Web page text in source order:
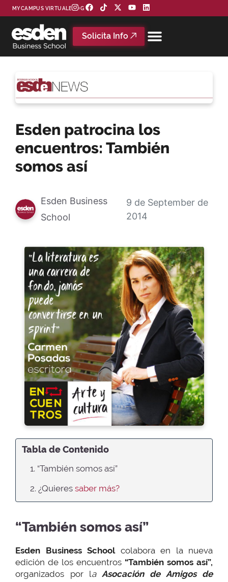
MYCAMPUS VIRTUAL BLOG
Solicita Info
Esden patrocina los
encuentros: También
somos así
Esden Business
School
9 de September de
2014
Tabla de Contenido
1. “También somos así”
2. ¿Quieres saber más?
“También somos así”
Esden Business Schoolcolabora en la nueva
edición de los encuentros “También somos así”,
organizados por laAsocación de Amigos de